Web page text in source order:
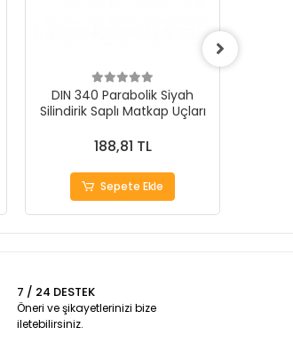
DIN 340 Parabolik Siyah
Silindirik Saplı Matkap Uçları
188,81 TL
Sepete Ekle
7 / 24 DESTEK
Öneri ve şikayetlerinizi bize
iletebilirsiniz.